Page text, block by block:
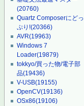
(20760)
Quartz Composerにどっ
ぷり!(20366)
AVR(19963)
Windows 7
Loader(19879)
tokkyo/買った物/電子部
品(19436)
V-USB(19155)
OpenCV(19136)
OSx86(19106)